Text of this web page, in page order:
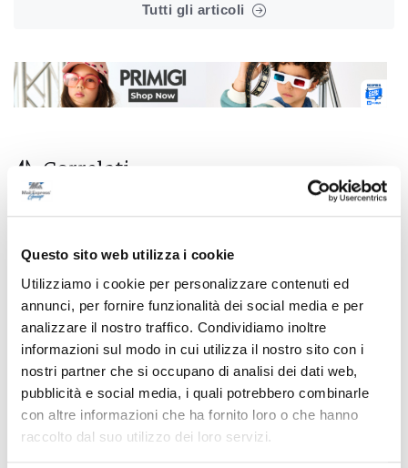
Questo sito web utilizza i cookie
Utilizziamo i cookie per personalizzare contenuti ed
annunci, per fornire funzionalità dei social media e per
analizzare il nostro traffico. Condividiamo inoltre
informazioni sul modo in cui utilizza il nostro sito con i
nostri partner che si occupano di analisi dei dati web,
pubblicità e social media, i quali potrebbero combinarle
con altre informazioni che ha fornito loro o che hanno
raccolto dal suo utilizzo dei loro servizi.
Tutti gli articoli
Correlati